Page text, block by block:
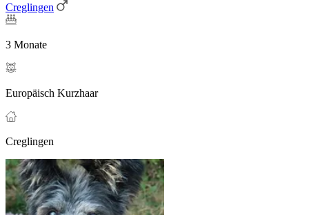
Creglingen
3 Monate
Europäisch Kurzhaar
Creglingen